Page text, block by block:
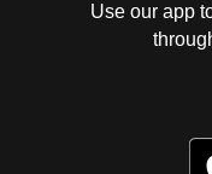
Use our app